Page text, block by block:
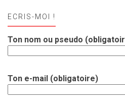
ECRIS-MOI !
Ton nom ou pseudo
Ton e-mail (obligatoire)